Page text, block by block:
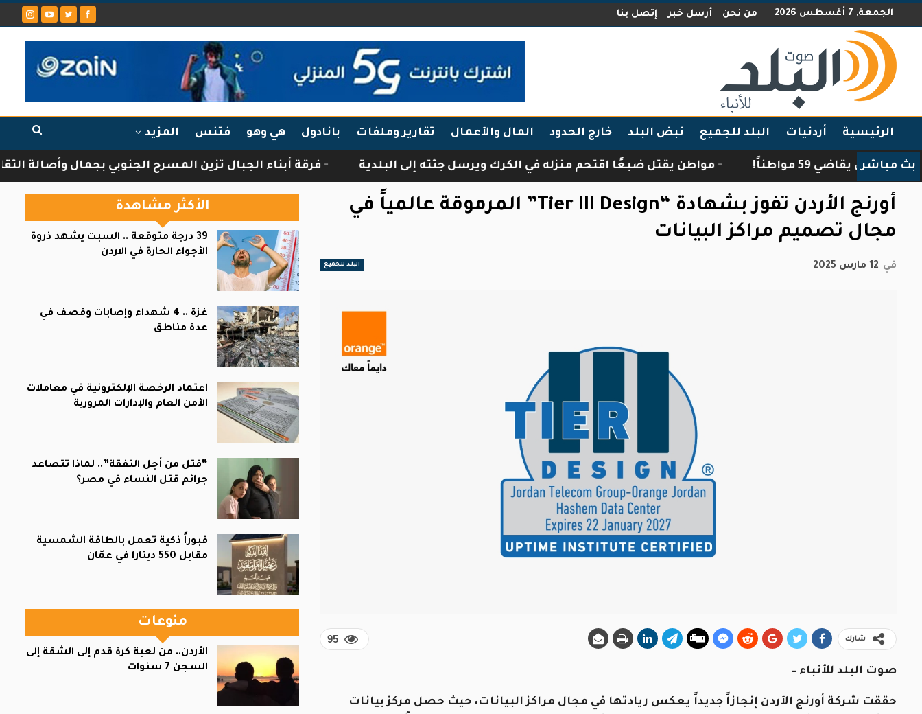
الجمعة, 7 أغسطس 2026 من نحن أرسل خبر إتصل بنا
الرئيسية أردنيات البلد للجميع نبض البلد خارج الحدود المال والأعمال تقارير وملفات بانادول هي وهو فتنس المزيد
بث مباشر
يقاضي 59 مواطناً! مواطن يقتل ضبعًا اقتحم منزله في الكرك ويرسل جثته إلى البلدية فرقة أبناء الجبال تزين المسرح الجنوبي بجمال وأصالة الثقافة
أورنج الأردن تفوز بشهادة “Tier III Design” المرموقة عالمياً في
مجال تصميم مراكز البيانات
البلد للجميع في 12 مارس 2025
95 شارك
صوت البلد للأنباء –
حققت شركة أورنج الأردن إنجازاً جديداً يعكس ريادتها في مجال مراكز البيانات، حيث حصل مركز بيانات
الأكثر مشاهدة
39 درجة متوقعة .. السبت يشهد ذروة
الأجواء الحارة في الاردن
غزة .. 4 شهداء وإصابات وقصف في
عدة مناطق
اعتماد الرخصة الإلكترونية في معاملات
الأمن العام والإدارات المرورية
“قتل من أجل النفقة”.. لماذا تتصاعد
جرائم قتل النساء في مصر؟
قبوراً ذكية تعمل بالطاقة الشمسية
مقابل 550 دينارا في عمّان
منوعات
الأردن.. من لعبة كرة قدم إلى الشقة إلى
السجن 7 سنوات